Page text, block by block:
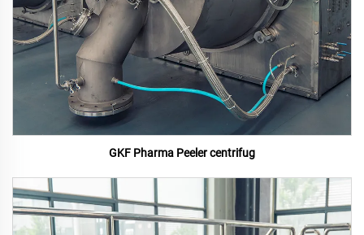
GKF Pharma Peeler centrifug